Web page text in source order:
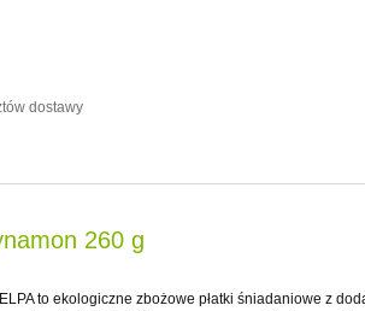
dostawy
260 g
to ekologiczne zbożowe płatki śniadaniowe z